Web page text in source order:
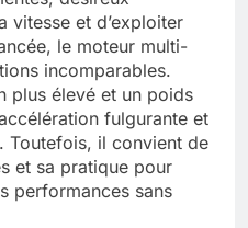
vitesse et d’exploiter
le moteur multi-
incomparables.
plus élevé et un poids
fulgurante et
Toutefois, il convient de
et sa pratique pour
performances sans